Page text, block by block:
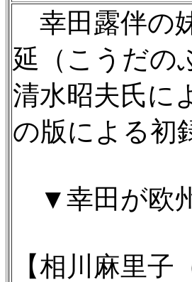
幸田露伴の
延（こうだの
清水昭夫氏に
の版による初
▼幸田が欧
【相川麻里